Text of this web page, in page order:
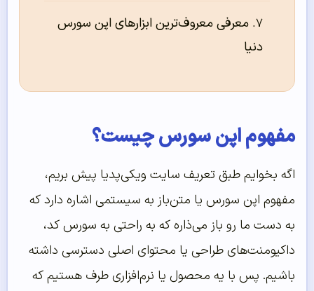
معرفی معروف‌ترین ابزارهای اپن سورس
دنیا
مفهوم اپن سورس چیست؟
اگه بخوایم طبق تعریف سایت ویکی‌پدیا پیش بریم،
مفهوم اپن سورس یا متن‌باز به سیستمی اشاره دارد که
به دست ما رو باز می‌ذاره که به راحتی به سورس کد،
داکیومنت‌های طراحی یا محتوای اصلی دسترسی داشته
باشیم. پس با یه محصول یا نرم‌افزاری طرف هستیم که